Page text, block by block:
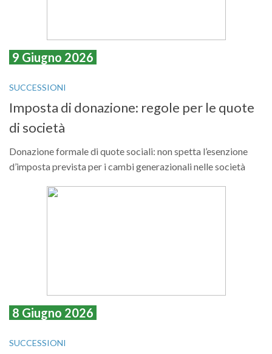
9 Giugno 2026
SUCCESSIONI
Imposta di donazione: regole per le quote
di società
Donazione formale di quote sociali: non spetta l’esenzione
d’imposta prevista per i cambi generazionali nelle società
8 Giugno 2026
SUCCESSIONI